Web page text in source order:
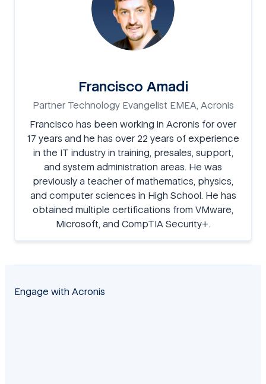
Francisco Amadi
Partner Technology Evangelist EMEA, Acronis
Francisco has been working in Acronis for over
17 years and he has over 22 years of experience
in the IT industry in training, presales, support,
and system administration areas. He was
previously a teacher of mathematics, physics,
and computer sciences in High School. He has
obtained multiple certifications from VMware,
Microsoft, and CompTIA Security+.
Engage with Acronis